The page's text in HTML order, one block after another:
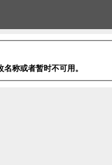
称或者暂时不可用。